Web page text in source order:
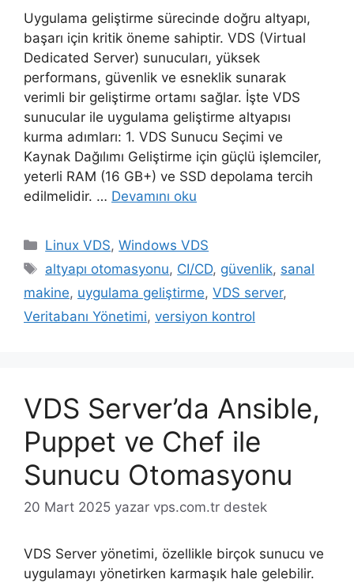
Uygulama geliştirme sürecinde doğru altyapı,
başarı için kritik öneme sahiptir. VDS (Virtual
Dedicated Server) sunucuları, yüksek
performans, güvenlik ve esneklik sunarak
verimli bir geliştirme ortamı sağlar. İşte VDS
sunucular ile uygulama geliştirme altyapısı
kurma adımları: 1. VDS Sunucu Seçimi ve
Kaynak Dağılımı Geliştirme için güçlü işlemciler,
yeterli RAM (16 GB+) ve SSD depolama tercih
edilmelidir. … Devamını oku
Kategoriler
Linux VDS,Windows VDS
Etiketler
altyapı otomasyonu, CI/CD, güvenlik, sanal
makine, uygulama geliştirme, VDS server,
Veritabanı Yönetimi, versiyon kontrol
VDS Server’da Ansible,
Puppet ve Chef ile
Sunucu Otomasyonu
20 Mart 2025 yazar vps.com.tr destek
VDS Server yönetimi, özellikle birçok sunucu ve
uygulamayı yönetirken karmaşık hale gelebilir.